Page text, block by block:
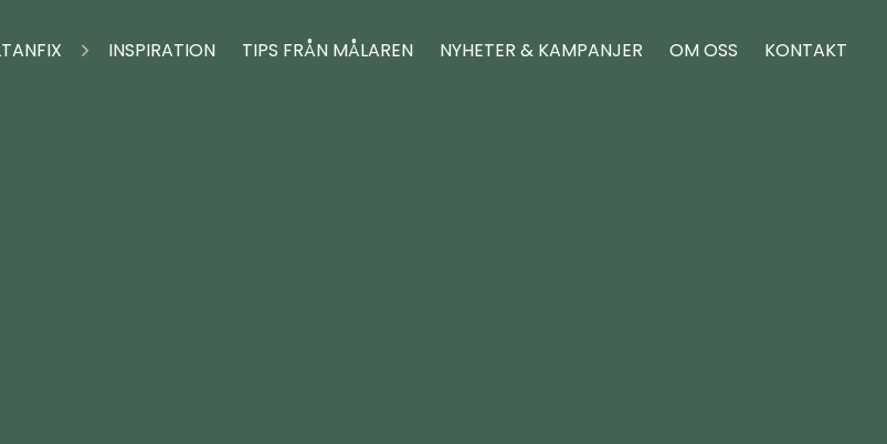
INSPIRATION TIPS FRÅN MÅLAREN NYHETER & KAMPANJER OM OSS KONTAKT